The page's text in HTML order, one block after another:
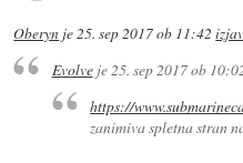
Oberyn je25. sep 2017 ob 11:42
Evolveje25. sep 2017 ob
https://
zanimiva spletna stran